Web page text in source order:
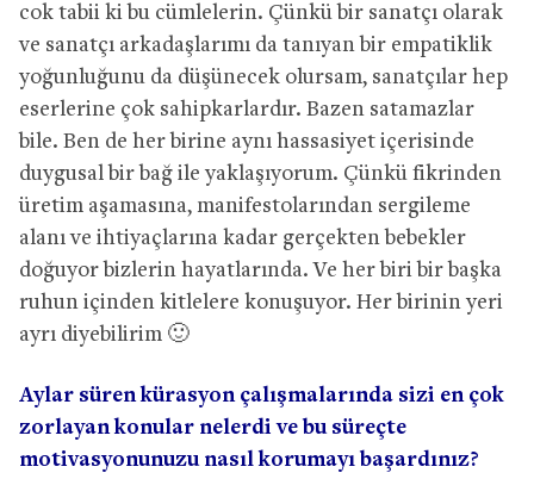
cok tabii ki bu cümlelerin. Çünkü bir sanatçı olarak
ve sanatçı arkadaşlarımı da tanıyan bir empatiklik
yoğunluğunu da düşünecek olursam, sanatçılar hep
eserlerine çok sahipkarlardır. Bazen satamazlar
bile. Ben de her birine aynı hassasiyet içerisinde
duygusal bir bağ ile yaklaşıyorum. Çünkü fikrinden
üretim aşamasına, manifestolarından sergileme
alanı ve ihtiyaçlarına kadar gerçekten bebekler
doğuyor bizlerin hayatlarında. Ve her biri bir başka
ruhun içinden kitlelere konuşuyor. Her birinin yeri
ayrı diyebilirim 🙂
Aylar süren kürasyon çalışmalarında sizi en çok
zorlayan konular nelerdi ve bu süreçte
motivasyonunuzu nasıl korumayı başardınız?